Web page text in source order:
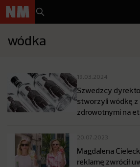
wódka
19.03.2024
Szwedzcy
stworzyli wódkę z
zdrowotnymi na
20.07.2023
Magdalena
reklamę zwrócił